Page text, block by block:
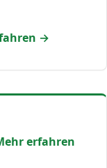
→
erfahren